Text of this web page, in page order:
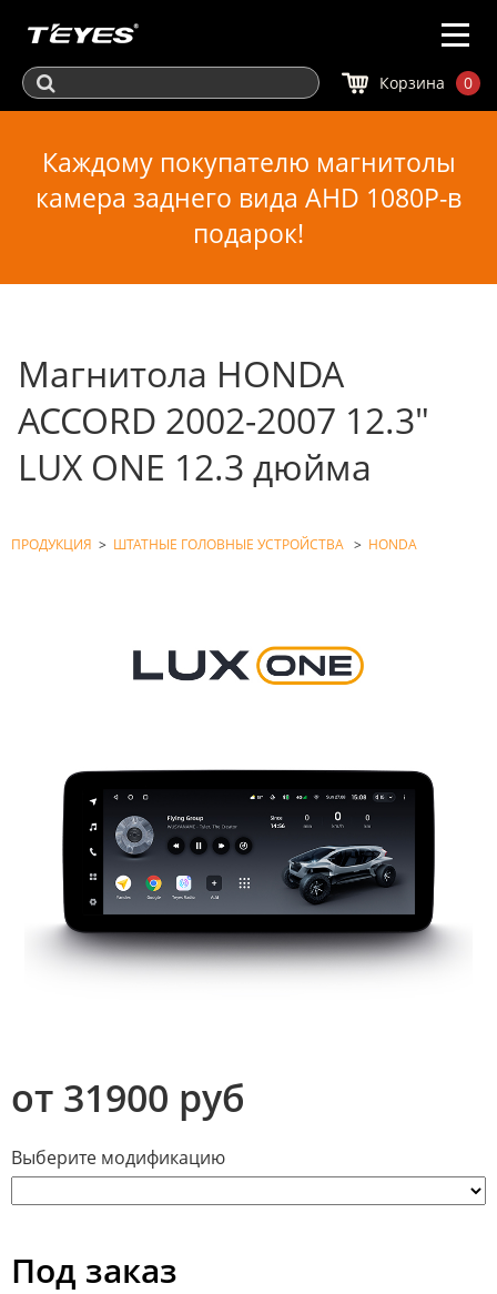
Корзина 0
Каждому покупателю магнитолы
камера заднего вида AHD 1080P-в
подарок!
Магнитола HONDA
ACCORD 2002-2007 12.3"
LUX ONE 12.3 дюйма
ПРОДУКЦИЯ > ШТАТНЫЕ ГОЛОВНЫЕ УСТРОЙСТВА > HONDA
от 31900 руб
Выберите модификацию
Под заказ